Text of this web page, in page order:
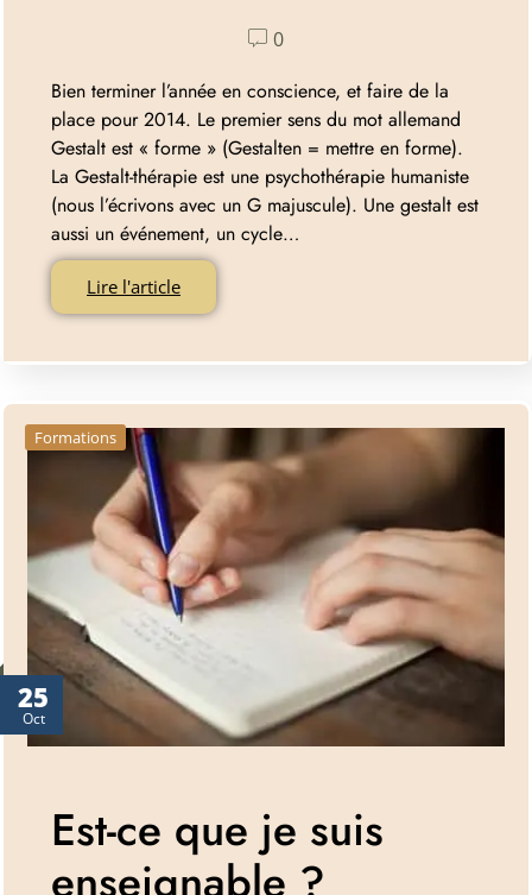
0
Bien terminer l’année en conscience, et faire de la
place pour 2014. Le premier sens du mot allemand
Gestalt est « forme » (Gestalten = mettre en forme).
La Gestalt-thérapie est une psychothérapie humaniste
(nous l’écrivons avec un G majuscule). Une gestalt est
aussi un événement, un cycle…
Lire l'article
25
Oct
Formations
Est-ce que je suis